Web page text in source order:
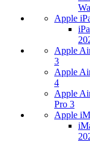
Apple
Apple
3
Apple
4
Apple
Pro 3
Apple